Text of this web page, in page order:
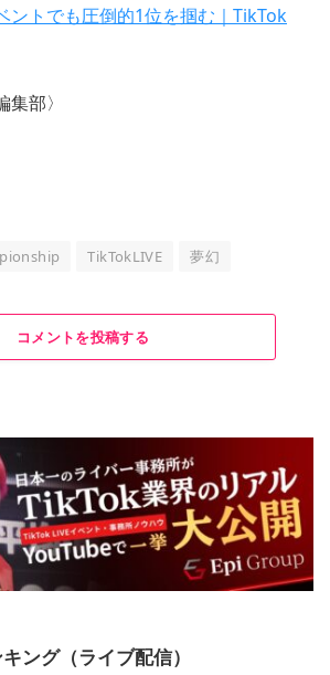
ントでも圧倒的1位を掴む｜TikTok
集部〉
TikTokLIVE 夢幻
コメントを投稿する
ング（ライブ配信）